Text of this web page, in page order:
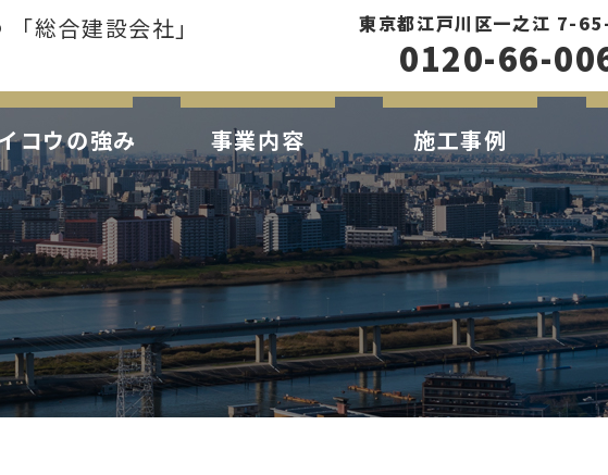
「総合建設会社」
東京都江戸川区一之江 7-
0120-66-
コウの強み 事業内容 施工事例